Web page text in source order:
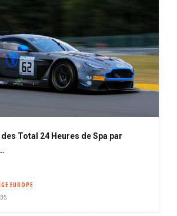
Total 24 Heures de Spa par
EUROPE